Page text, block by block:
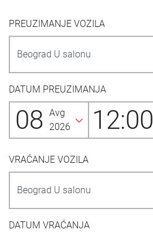
PREUZIMANJE VOZILA
DATUM PREUZIMANJA
08 Avg
2026
12:00
VRAĆANJE VOZILA
DATUM VRAĆANJA